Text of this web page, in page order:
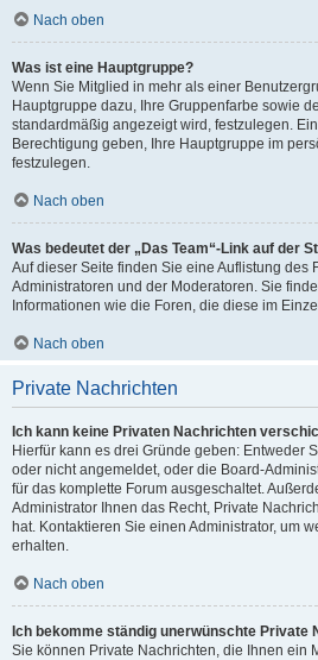
Nach oben
Was ist eine Hauptgruppe?
Wenn Sie Mitglied in mehr als einer
Hauptgruppe dazu, Ihre Gruppenfarbe sowie
standardmäßig angezeigt wird, festzulegen.
Berechtigung geben, Ihre Hauptgruppe im
festzulegen.
Nach oben
Was bedeutet der „Das Team“-Link auf der
Auf dieser Seite finden Sie eine Auflistung des
Administratoren und der Moderatoren. Sie
Informationen wie die Foren, die diese im
Nach oben
Private Nachrichten
Ich kann keine Privaten Nachrichten
Hierfür kann es drei Gründe geben: Entweder
oder nicht angemeldet, oder die Board-
für das komplette Forum ausgeschaltet.
Administrator Ihnen das Recht, Private
hat. Kontaktieren Sie einen Administrator, um
erhalten.
Nach oben
Ich bekomme ständig unerwünschte Private
Sie können Private Nachrichten, die Ihnen ein